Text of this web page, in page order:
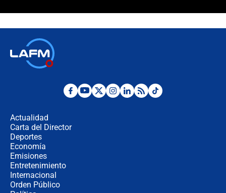
Posesión de Abelardo De La Espriella
Actualidad
Carta del Director
Deportes
Economía
Emisiones
Entretenimiento
Internacional
Orden Público